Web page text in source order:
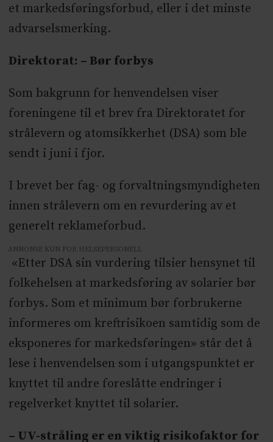
et markedsføringsforbud, eller i det minste
advarselsmerking.
Direktorat: – Bør forbys
Som bakgrunn for henvendelsen viser
foreningene til et brev fra Direktoratet for
strålevern og atomsikkerhet (DSA) som ble
sendt i juni i fjor.
I brevet ber fag- og forvaltningsmyndigheten
innen strålevern om en revurdering av et
generelt reklameforbud.
ANNONSE KUN FOR HELSEPERSONELL
«Etter DSA sin vurdering tilsier hensynet til
folkehelsen at markedsføring av solarier bør
forbys. Som et minimum bør forbrukerne
informeres om kreftrisikoen samtidig som de
eksponeres for markedsføringen» står det å
lese i henvendelsen som i utgangspunktet er
knyttet til andre foreslåtte endringer i
regelverket knyttet til solarier.
– UV-stråling er en viktig risikofaktor for